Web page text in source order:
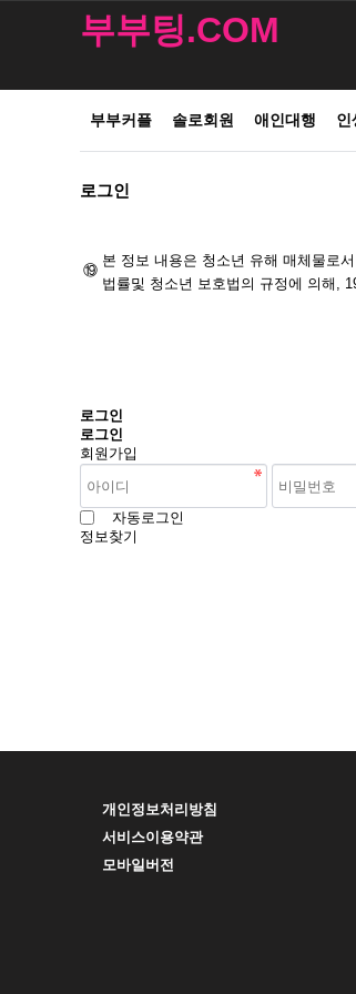
부부팅.COM
부부커플 솔로회원 애인대행 인
로그인
⑲
본 정보 내용은 청소년 유해 매체물로
법률및 청소년 보호법의 규정에 의해,
로그인
로그인
회원가입
자동로그인
정보찾기
개인정보처리방침
서비스이용약관
모바일버전